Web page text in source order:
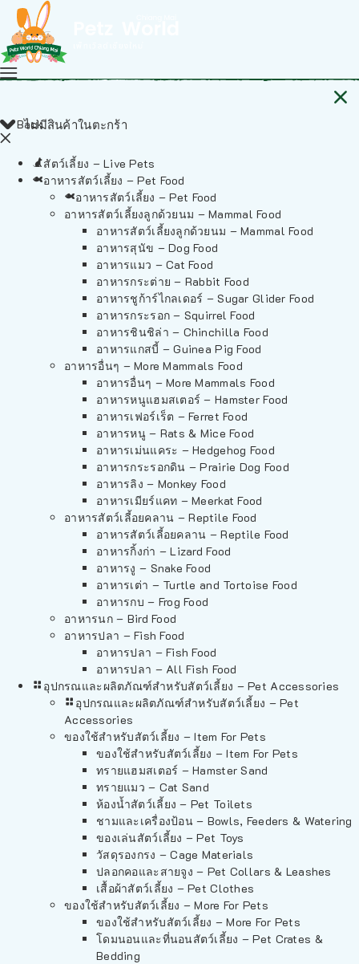
ไม่มีสินค้าในตะกร้า
Back
สัตว์เลี้ยง – Live Pets
อาหารสัตว์เลี้ยง – Pet Food
อาหารสัตว์เลี้ยง – Pet Food
อาหารสัตว์เลี้ยงลูกด้วยนม – Mammal Food
อาหารสัตว์เลี้ยงลูกด้วยนม – Mammal Food
อาหารสุนัข – Dog Food
อาหารแมว – Cat Food
อาหารกระต่าย – Rabbit Food
อาหารชูก้าร์ไกลเดอร์ – Sugar Glider Food
อาหารกระรอก – Squirrel Food
อาหารชินชิล่า – Chinchilla Food
อาหารแกสบี้ – Guinea Pig Food
อาหารอื่นๆ – More Mammals Food
อาหารอื่นๆ – More Mammals Food
อาหารหนูแฮมสเตอร์ – Hamster Food
อาหารเฟอร์เร็ต – Ferret Food
อาหารหนู – Rats & Mice Food
อาหารเม่นแคระ – Hedgehog Food
อาหารกระรอกดิน – Prairie Dog Food
อาหารลิง – Monkey Food
อาหารเมียร์แคท – Meerkat Food
อาหารสัตว์เลี้อยคลาน – Reptile Food
อาหารสัตว์เลี้อยคลาน – Reptile Food
อาหารกิ้งก่า – Lizard Food
อาหารงู – Snake Food
อาหารเต่า – Turtle and Tortoise Food
อาหารกบ – Frog Food
อาหารนก – Bird Food
อาหารปลา – Fish Food
อาหารปลา – Fish Food
อาหารปลา – All Fish Food
อุปกรณและผลิตภัณฑ์สำหรับสัตว์เลี้ยง – Pet Accessories
อุปกรณและผลิตภัณฑ์สำหรับสัตว์เลี้ยง – Pet
Accessories
ของใช้สำหรับสัตว์เลี้ยง – Item For Pets
ของใช้สำหรับสัตว์เลี้ยง – Item For Pets
ทรายแฮมสเตอร์ – Hamster Sand
ทรายแมว – Cat Sand
ห้องน้ำสัตว์เลี้ยง – Pet Toilets
ชามและเครื่องป้อน – Bowls, Feeders & Watering
ของเล่นสัตว์เลี้ยง – Pet Toys
วัสดุรองกรง – Cage Materials
ปลอกคอและสายจูง – Pet Collars & Leashes
เสื้อผ้าสัตว์เลี้ยง – Pet Clothes
ของใช้สำหรับสัตว์เลี้ยง – More For Pets
ของใช้สำหรับสัตว์เลี้ยง – More For Pets
โดมนอนและที่นอนสัตว์เลี้ยง – Pet Crates &
Bedding